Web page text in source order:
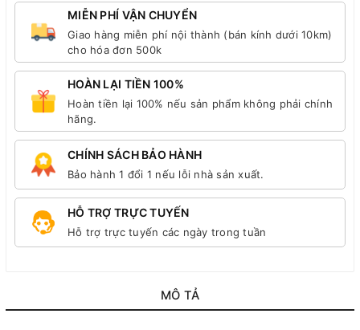
MIỄN PHÍ VẬN CHUYỂN
Giao hàng miễn phí nội thành (bán kính dưới 10km)
cho hóa đơn 500k
HOÀN LẠI TIỀN 100%
Hoàn tiền lại 100% nếu sản phẩm không phải chính
hãng.
CHÍNH SÁCH BẢO HÀNH
Bảo hành 1 đổi 1 nếu lỗi nhà sản xuất.
HỖ TRỢ TRỰC TUYẾN
Hỗ trợ trực tuyến các ngày trong tuần
MÔ TẢ